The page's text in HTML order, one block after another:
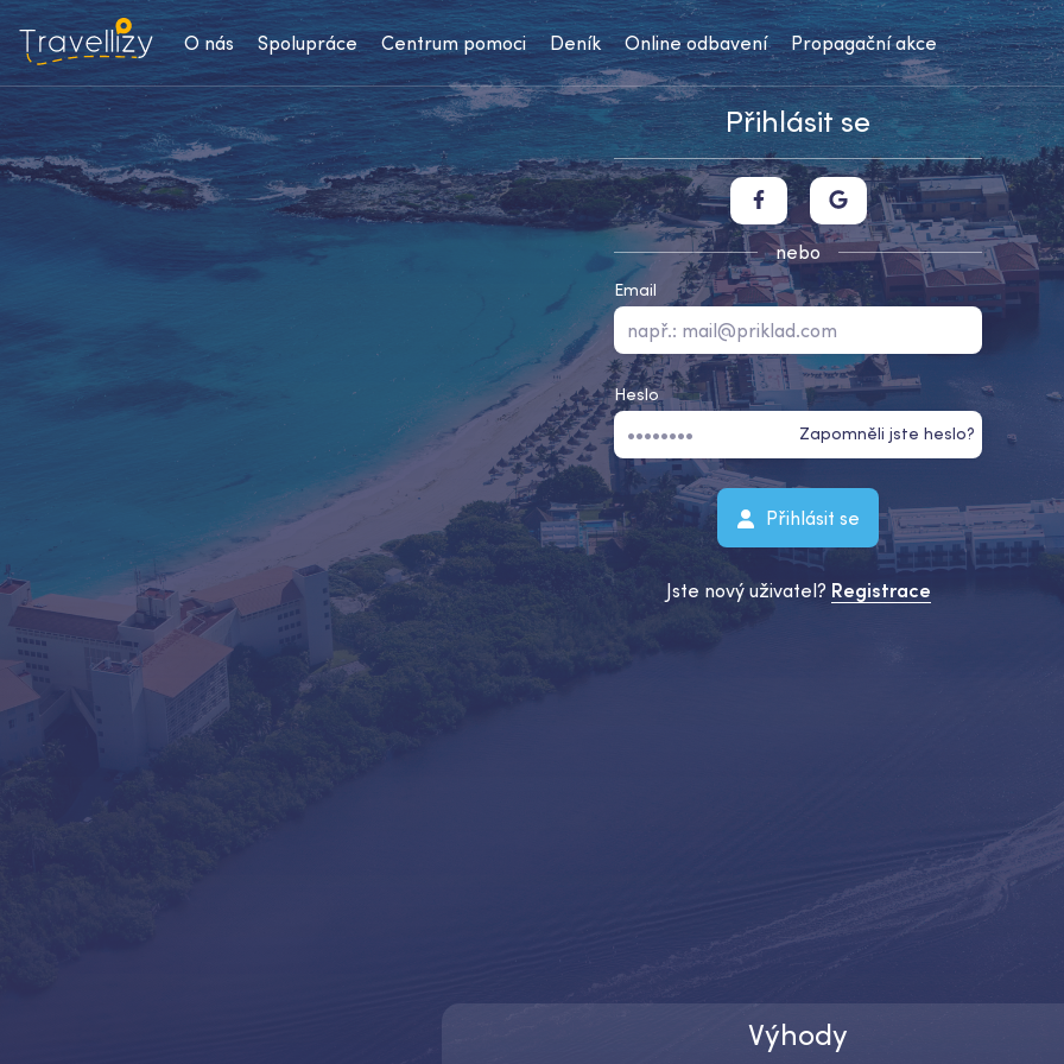
O nás Spolupráce Centrum pomoci Deník Online odbavení Propagační akce
Přihlásit se
nebo
Email
Heslo
Zapomněli jste heslo?
Přihlásit se
Jste nový uživatel? Registrace
Výhody